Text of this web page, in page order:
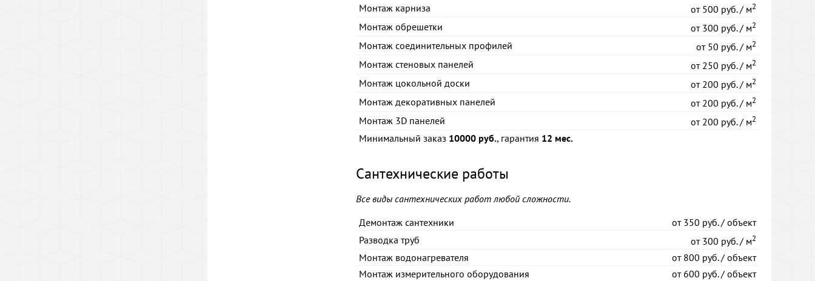
Монтаж карниза от500 руб. / м2
Монтаж обрешетки от300 руб. / м2
Монтаж соединительных профилей от50 руб. / м2
Монтаж стеновых панелей от250 руб. / м2
Монтаж цокольной доски от200 руб. / м2
Монтаж декоративных панелей от200 руб. / м2
Монтаж 3D панелей от200 руб. / м2
Минимальный заказ 10000 руб., гарантия 12 мес.
Сантехнические работы
Все виды сантехнических работ любой сложности.
Демонтаж сантехники
от350 руб. / объект
Разводка труб
от300 руб. / м2
Монтаж водонагревателя от800 руб. / объект
Монтаж измерительного оборудования
от600 руб. / объект